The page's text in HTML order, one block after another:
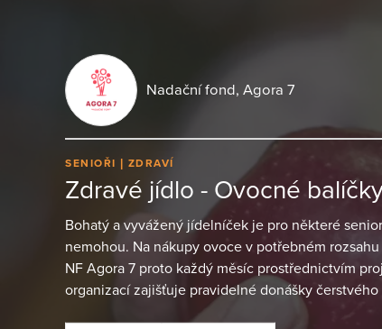
Nadační fond, Agora 7
SENIOŘI ZDRAVÍ
Zdravé jídlo - Ovocné
Bohatý a vyvážený jídelníček je pro některé
nemohou. Na nákupy ovoce v potřebném
NF Agora 7 proto každý měsíc prostřednictvím
organizací zajišťuje pravidelné donášky